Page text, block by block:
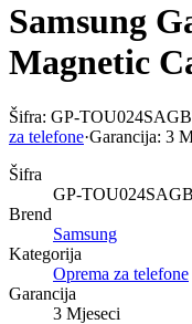
Samsung
Magnetic
Šifra: GP-
za telefone·Garancija: 3
Šifra
GP-
Brend
Samsung
Kategorija
Oprema za telefone
Garancija
3 Mjeseci